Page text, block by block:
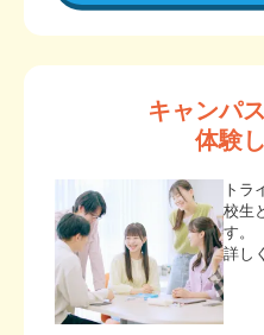
キャンパ
体験
トラ
校生
す。
詳し